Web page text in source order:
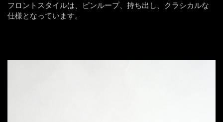
フロントスタイルは、ピンループ、持ち出し、クラシカルな
仕様となっています。